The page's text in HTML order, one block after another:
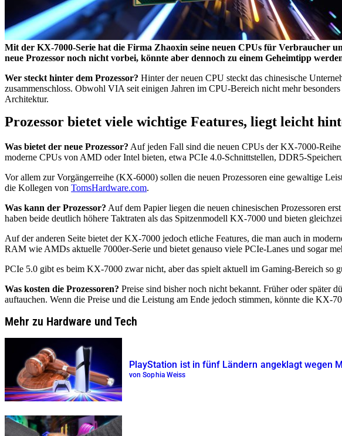
Mit der KX-7000-Serie hat die Firma Zhaoxin seine neuen CPUs für Verbraucher
neue Prozessor noch nicht vorbei, könnte aber dennoch zu einem Geheimtipp
Wer steckt hinter dem Prozessor? Hinter der neuen CPU steckt das chinesische
zusammenschloss. Obwohl VIA seit einigen Jahren im CPU-Bereich nicht mehr
Architektur.
Prozessor bietet viele wichtige Features, liegt leicht
Was bietet der neue Prozessor? Auf jeden Fall sind die neuen CPUs der KX-7000-
moderne CPUs von AMD oder Intel bieten, etwa PCIe 4.0-Schnittstellen, DDR5-
Vor allem zur Vorgängerreihe (KX-6000) sollen die neuen Prozessoren eine gewaltige
die Kollegen von TomsHardware.com.
Was kann der Prozessor? Auf dem Papier liegen die neuen chinesischen Prozessoren
haben beide deutlich höhere Taktraten als das Spitzenmodell KX-7000 und bieten
Auf der anderen Seite bietet der KX-7000 jedoch etliche Features, die man auch in
RAM wie AMDs aktuelle 7000er-Serie und bietet genauso viele PCIe-Lanes und sogar
PCIe 5.0 gibt es beim KX-7000 zwar nicht, aber das spielt aktuell im Gaming-Bereich so
Was kosten die Prozessoren? Preise sind bisher noch nicht bekannt. Früher oder später
auftauchen. Wenn die Preise und die Leistung am Ende jedoch stimmen, könnte die KX-
Mehr zu Hardware und Tech
PlayStation ist in fünf Ländern angeklagt wegen
von Sophia Weiss